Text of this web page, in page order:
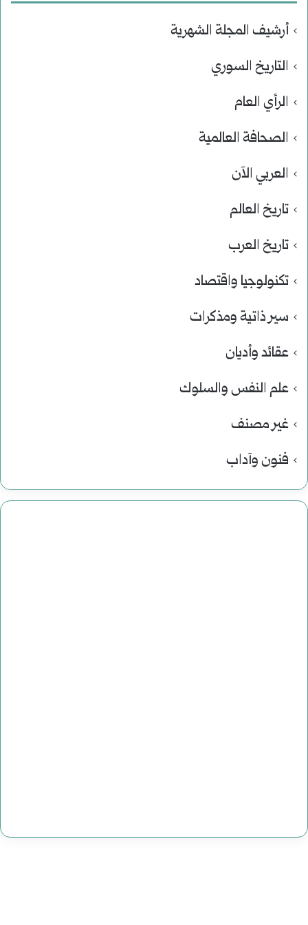
أرشيف المجلة الشهرية
التاريخ السوري
الرأي العام
الصحافة العالمية
العربي الآن
تاريخ العالم
تاريخ العرب
تكنولوجيا واقتصاد
سير ذاتية ومذكرات
عقائد وأديان
علم النفس والسلوك
غير مصنف
فنون وآداب